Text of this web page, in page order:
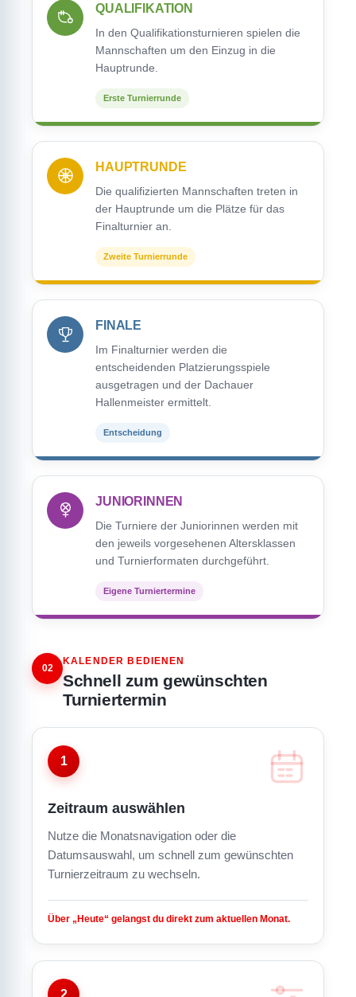
QUALIFIKATION
In den Qualifikationsturnieren spielen die
Mannschaften um den Einzug in die
Hauptrunde.
Erste Turnierrunde
HAUPTRUNDE
Die qualifizierten Mannschaften treten in
der Hauptrunde um die Plätze für das
Finalturnier an.
Zweite Turnierrunde
FINALE
Im Finalturnier werden die
entscheidenden Platzierungsspiele
ausgetragen und der Dachauer
Hallenmeister ermittelt.
Entscheidung
JUNIORINNEN
Die Turniere der Juniorinnen werden mit
den jeweils vorgesehenen Altersklassen
und Turnierformaten durchgeführt.
Eigene Turniertermine
02
KALENDER BEDIENEN
Schnell zum gewünschten
Turniertermin
1
Zeitraum auswählen
Nutze die Monatsnavigation oder die
Datumsauswahl, um schnell zum gewünschten
Turnierzeitraum zu wechseln.
Über „Heute“ gelangst du direkt zum aktuellen Monat.
2